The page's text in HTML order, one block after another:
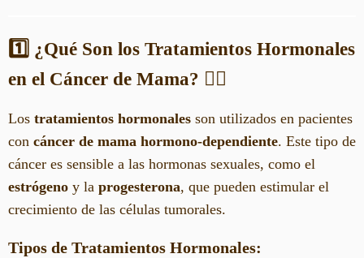
1️⃣ ¿Qué Son los Tratamientos Hormonales
en el Cáncer de Mama? 🧑‍⚕️
Los tratamientos hormonales son utilizados en pacientes
con cáncer de mama hormono-dependiente. Este tipo de
cáncer es sensible a las hormonas sexuales, como el
estrógeno y la progesterona, que pueden estimular el
crecimiento de las células tumorales.
Tipos de Tratamientos Hormonales: